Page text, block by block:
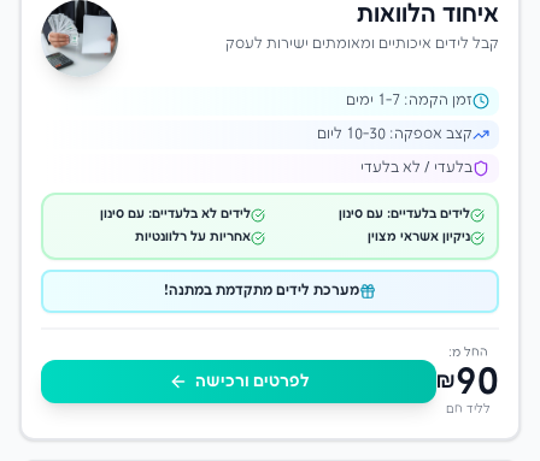
איחוד הלוואות
קבל לידים איכותיים ומאומתים ישירות לעסק
זמן הקמה: 1 -7 ימים
קצב אספקה: 10-30 ליום
בלעדי / לא בלעדי
לידים בלעדיים: עם סינון
לידים לא בלעדיים: עם סינון
ניקיון אשראי מצוין
אחריות על רלוונטיות
מערכת לידים מתקדמת במתנה!
החל מ:
₪90
לליד חם
לפרטים ורכישה